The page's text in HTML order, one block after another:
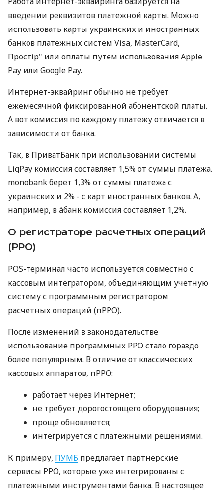
введении реквизитов платежной карты. Можно
использовать карты украинских и иностранных
банков платежных систем Visa, MasterCard,
Простір" или оплаты путем использования Apple
Pay или Google Pay.
Интернет-эквайринг обычно не требует
ежемесячной фиксированной абонентской платы.
А вот комиссия по каждому платежу отличается в
зависимости от банка.
Так, в ПриватБанк при использовании системы
LiqPay комиссия составляет 1,5% от суммы платежа.
monobank берет 1,3% от суммы платежа с
украинских и 2% - с карт иностранных банков. А,
например, в àбанк комиссия составляет 1,2%.
О регистраторе расчетных операций
(РРО)
POS-терминал часто используется совместно с
кассовым интегратором, объединяющим учетную
систему с программным регистратором
расчетных операций (пРРО).
После изменений в законодательстве
использование программных РРО стало гораздо
более популярным. В отличие от классических
кассовых аппаратов, пРРО:
работает через Интернет;
не требует дорогостоящего оборудования;
проще обновляется;
интегрируется с платежными решениями.
К примеру, ПУМБ предлагает партнерские
сервисы РРО, которые уже интегрированы с
платежными инструментами банка. В настоящее